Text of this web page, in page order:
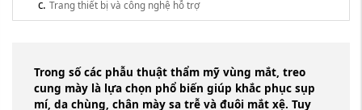
Trang thiết bị và công nghệ hỗ trợ
Trong số các phẫu thuật thẩm mỹ vùng mắt, treo
cung mày là lựa chọn phổ biến giúp khắc phục sụp
mí, da chùng, chân mày sa trễ và đuôi mắt xệ. Tuy